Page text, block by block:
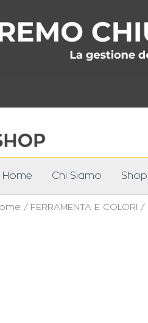
Home Chi Siamo Shop
/ FERRAMENTA E COLORI /